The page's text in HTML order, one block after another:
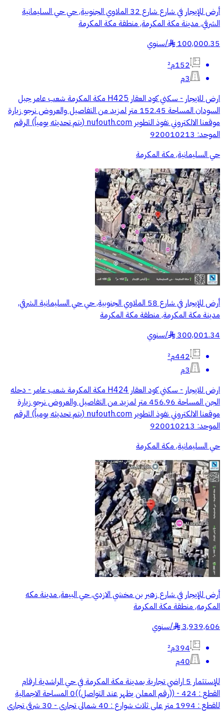
أرض للإيجار في شارع شارع 32 الملاوي الجنوبية, حي حي السليمانية
الشرقي, مدينة مكة المكرمة, منطقة مكة المكرمة
100,000.35
§
/سنوي
152م²
3م
ارض للايجار - سكني كود العقار H425 مكة المكرمة شعب عامر جبل
السودان المساحة 152.45 متر لمزيد من التفاصيل والعروض نرجو زيارة
موقعنا الالكتروني نفوذ التطوير nufouth.com (يتم تحديثه يومياً) الرقم
الموحد: 920010213
حي السليمانية, مكة المكرمة
أرض للإيجار في شارع 58 الملاوي الجنوبية, حي حي السليمانية الشرقي,
مدينة مكة المكرمة, منطقة مكة المكرمة
300,001.34
§
/سنوي
442م²
3م
ارض للايجار - سكني كود العقار H424 مكة المكرمة شعب عامر - دحله
الجن المساحة 456.96 متر لمزيد من التفاصيل والعروض نرجو زيارة
موقعنا الالكتروني نفوذ التطوير nufouth.com (يتم تحديثه يومياً) الرقم
الموحد: 920010213
حي السليمانية, مكة المكرمة
أرض للإيجار في شارع زهير بن مخشي الازدي, حي البيعة, مدينة مكه
المكرمه, منطقة مكة المكرمة
3,939,606
§
/سنوي
394م²
40م
للإستثمار 5 اراضي تجارية بمدينة مكة المكرمة في حي الراشدية ارقام
القطع : 424 - ((رقم المعلن يظهر عند التواصل))0 المساحة الاجمالية
للقطع : 1994 متر على ثلاث شوارع : 40 شمالي تجاري - 30 شرقي تجاري